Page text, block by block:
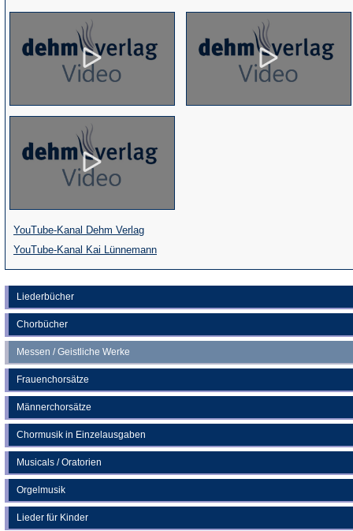
Liederbücher
Chorbücher
Messen / Geistliche Werke
Frauenchorsätze
Männerchorsätze
Chormusik in Einzelausgaben
Musicals / Oratorien
Orgelmusik
Lieder für Kinder
YouTube-Kanal Dehm Verlag(Öffnet
in
einem
neuen
Tab)
YouTube-Kanal Kai Lünnemann(Öffnet
in
einem
neuen